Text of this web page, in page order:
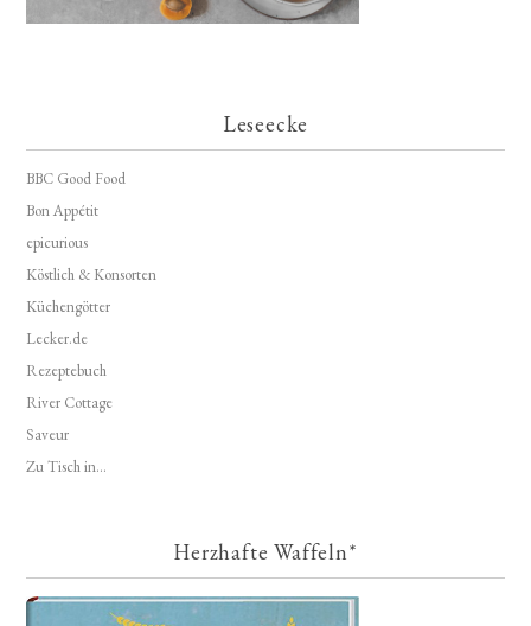
Leseecke
BBC Good Food
Bon Appétit
epicurious
Köstlich & Konsorten
Küchengötter
Lecker.de
Rezeptebuch
River Cottage
Saveur
Zu Tisch in...
Herzhafte Waffeln*